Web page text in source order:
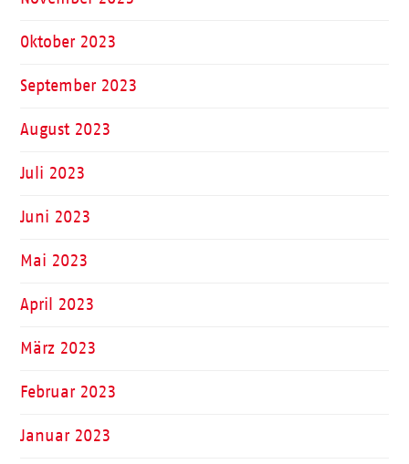
Oktober 2023
September 2023
August 2023
Juli 2023
Juni 2023
Mai 2023
April 2023
März 2023
Februar 2023
Januar 2023